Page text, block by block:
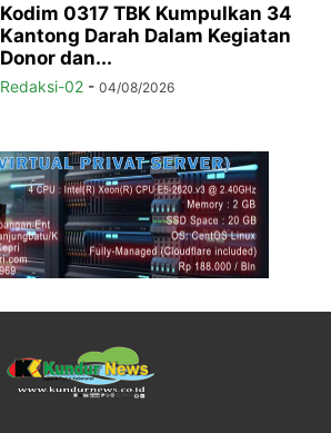
Kodim 0317 TBK Kumpulkan 34
Kantong Darah Dalam Kegiatan
Donor dan...
Redaksi-02 - 04/08/2026